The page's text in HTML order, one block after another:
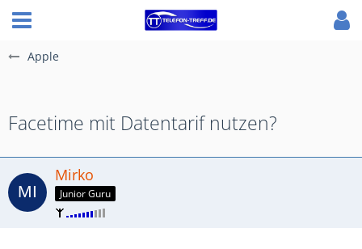
Apple
Facetime mit Datentarif nutzen?
Mirko
Junior Guru